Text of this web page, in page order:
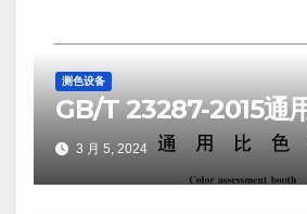
测色设备
GB/T 23287-2015通
3 月 5, 2024